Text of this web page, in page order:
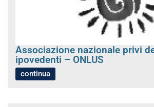
Associazione nazionale privi
ipovedenti – ONLUS
continua